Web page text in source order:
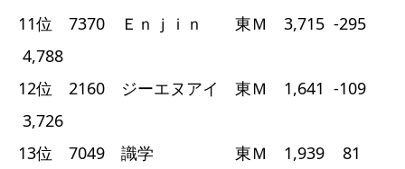
11位 7370 Ｅｎｊｉｎ 東Ｍ 3,715 -295
4,788
12位 2160 ジーエヌアイ 東Ｍ 1,641 -109
3,726
13位 7049 識学 東Ｍ 1,939 81